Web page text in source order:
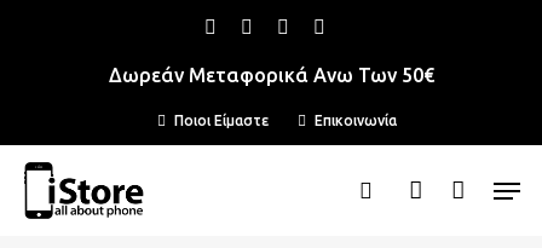
Δωρεάν Μεταφορικά Ανω Των 50€
Ποιοι Είμαστε Επικοινωνία
search account